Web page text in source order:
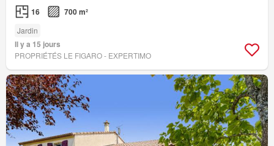
16 700 m²
Jardin
Il y a 15 jours
PROPRIÉTÉS LE FIGARO - EXPERTIMO